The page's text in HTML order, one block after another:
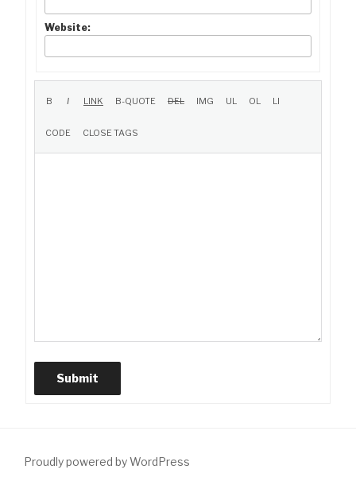
Website:
Submit
Proudly powered by WordPress